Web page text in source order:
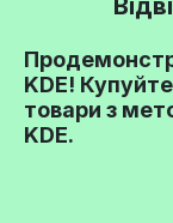
KDE!
товари з
KDE.